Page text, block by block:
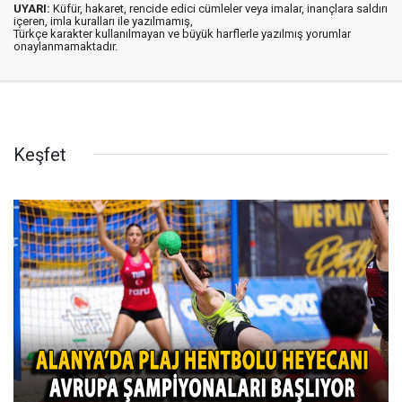
UYARI: Küfür, hakaret, rencide edici cümleler veya imalar, inançlara saldırı
içeren, imla kuralları ile yazılmamış,
Türkçe karakter kullanılmayan ve büyük harflerle yazılmış yorumlar
onaylanmamaktadır.
Keşfet